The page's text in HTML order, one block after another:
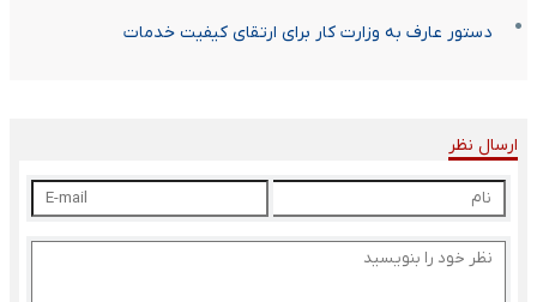
دستور عارف به وزارت کار برای ارتقای کیفیت خدمات
ارسال نظر